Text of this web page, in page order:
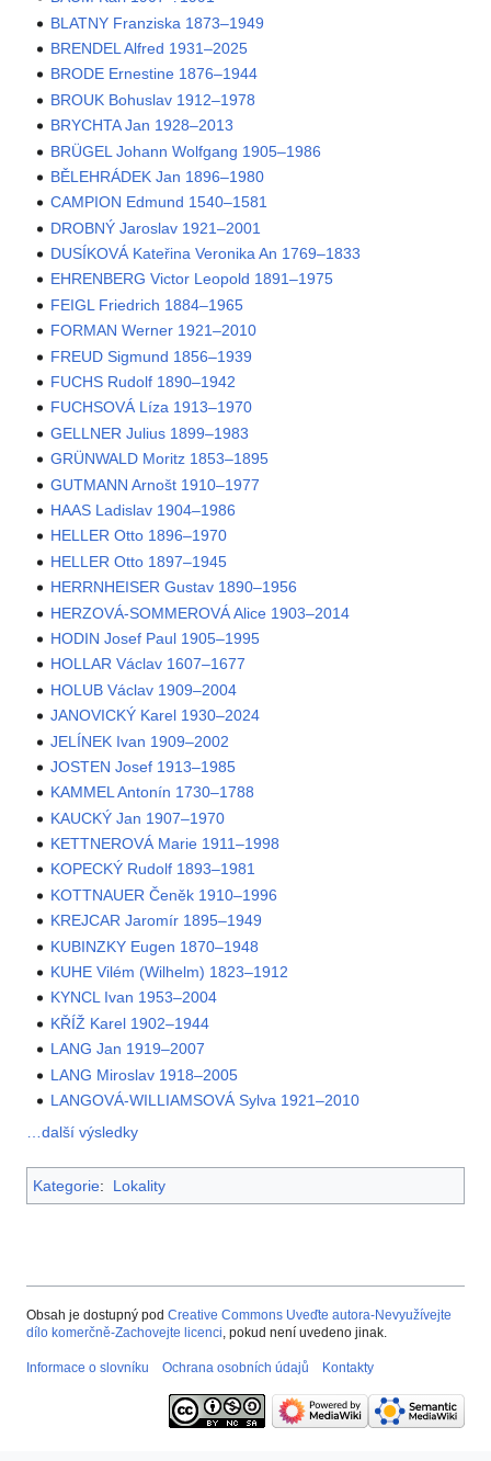
BLATNY Franziska 1873–1949
BRENDEL Alfred 1931–2025
BRODE Ernestine 1876–1944
BROUK Bohuslav 1912–1978
BRYCHTA Jan 1928–2013
BRÜGEL Johann Wolfgang 1905–1986
BĚLEHRÁDEK Jan 1896–1980
CAMPION Edmund 1540–1581
DROBNÝ Jaroslav 1921–2001
DUSÍKOVÁ Kateřina Veronika An 1769–1833
EHRENBERG Victor Leopold 1891–1975
FEIGL Friedrich 1884–1965
FORMAN Werner 1921–2010
FREUD Sigmund 1856–1939
FUCHS Rudolf 1890–1942
FUCHSOVÁ Líza 1913–1970
GELLNER Julius 1899–1983
GRÜNWALD Moritz 1853–1895
GUTMANN Arnošt 1910–1977
HAAS Ladislav 1904–1986
HELLER Otto 1896–1970
HELLER Otto 1897–1945
HERRNHEISER Gustav 1890–1956
HERZOVÁ-SOMMEROVÁ Alice 1903–2014
HODIN Josef Paul 1905–1995
HOLLAR Václav 1607–1677
HOLUB Václav 1909–2004
JANOVICKÝ Karel 1930–2024
JELÍNEK Ivan 1909–2002
JOSTEN Josef 1913–1985
KAMMEL Antonín 1730–1788
KAUCKÝ Jan 1907–1970
KETTNEROVÁ Marie 1911–1998
KOPECKÝ Rudolf 1893–1981
KOTTNAUER Čeněk 1910–1996
KREJCAR Jaromír 1895–1949
KUBINZKY Eugen 1870–1948
KUHE Vilém (Wilhelm) 1823–1912
KYNCL Ivan 1953–2004
KŘÍŽ Karel 1902–1944
LANG Jan 1919–2007
LANG Miroslav 1918–2005
LANGOVÁ-WILLIAMSOVÁ Sylva 1921–2010
…další výsledky
Kategorie: Lokality
Obsah je dostupný pod Creative Commons Uveďte autora-Nevyužívejte
dílo komerčně-Zachovejte licenci, pokud není uvedeno jinak.
Informace o slovníku Ochrana osobních údajů Kontakty